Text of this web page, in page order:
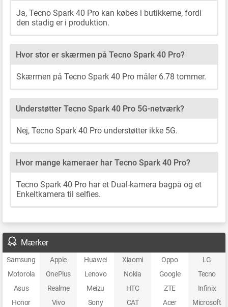
Ja, Tecno Spark 40 Pro kan købes i butikkerne, fordi
den stadig er i produktion.
Hvor stor er skærmen på Tecno Spark 40 Pro?
Skærmen på Tecno Spark 40 Pro måler 6.78 tommer.
Understøtter Tecno Spark 40 Pro 5G-netværk?
Nej, Tecno Spark 40 Pro understøtter ikke 5G.
Hvor mange kameraer har Tecno Spark 40 Pro?
Tecno Spark 40 Pro har et Dual-kamera bagpå og et
Enkeltkamera til selfies.
Mærker
Samsung Apple Huawei Xiaomi Oppo
LG
Motorola
OnePlus Lenovo Nokia Google
Tecno
Asus
Realme Meizu HTC ZTE
Infinix
Honor
Vivo Sony CAT Acer
Microsoft